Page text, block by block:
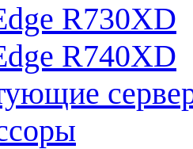
R730XD
R740XD